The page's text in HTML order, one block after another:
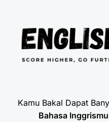
Kamu Bakal Dapat
Bahasa Inggrismu